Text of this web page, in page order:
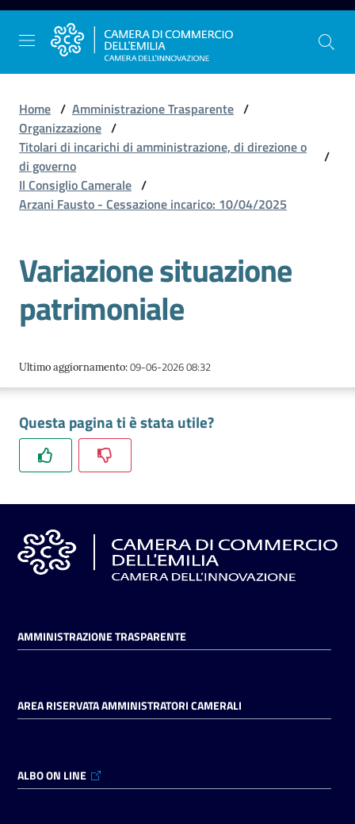
Vai al contenuto
Vai alla navigazione
Vai al footer
La
Camera
dell'Emilia
Gestire
l'impresa
l'impresa
e
territorio
l'Impresa
il
Consumatore
in
on line
Home / Amministrazione Trasparente /
Organizzazione /
Titolari di incarichi di amministrazione, di direzione o
di governo
/
Il Consiglio Camerale /
Arzani Fausto - Cessazione incarico: 10/04/2025
Variazione situazione
patrimoniale
Ultimo aggiornamento:09-06-2026 08:32
Questa pagina ti è stata utile?
AMMINISTRAZIONE TRASPARENTE
AREA RISERVATA AMMINISTRATORI CAMERALI
ALBO ON LINE